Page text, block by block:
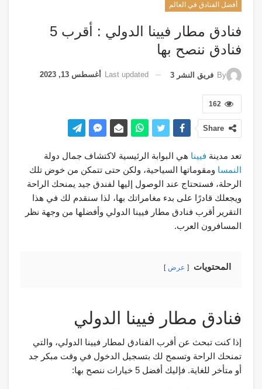
أفضل الفنادق في العالم
فنادق مطار فيينا الدولي : أقرب 5
فنادق ننصح بها
By فريق النشر 3 Last updated أغسطس 13, 2023
162
Share
تعد مدينة فيينا هي البوابة الرئيسية لاكتشاف جمال دولة
النمسا ومقوماتها السياحية، ولكن حتى تتمكن من خوض تلك
الرحلة، فستحتاج عند الوصول إليها لفندق جيد يمنحك الراحة
ويجعلك قادرًا على بدء مغامراتك بها، لذا سنقدم لك في هذا
التقرير أقرب فنادق مطار فيينا الدولي وأفضلها من وجهة نظر
المسافرون العرب.
المحتويات عرض
فنادق مطار فيينا الدولي
إذا كنت تبحث عن أقرب الفنادق لمطار فيينا الدولي، والتي
تمنحك الراحة وتسمح لك بتسجيل الدخول في وقت مبكر جد
أو متأخر للغاية. فإليك أفضل 5 خيارات ننصح بها: